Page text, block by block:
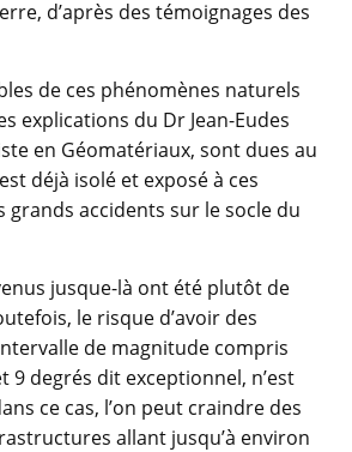
d’après des témoignages des
de ces phénomènes naturels
explications du Dr Jean-Eudes
en Géomatériaux, sont dues au
déjà isolé et exposé à ces
grands accidents sur le socle du
jusque-là ont été plutôt de
le risque d’avoir des
de magnitude compris
9 degrés dit exceptionnel, n’est
ce cas, l’on peut craindre des
allant jusqu’à environ